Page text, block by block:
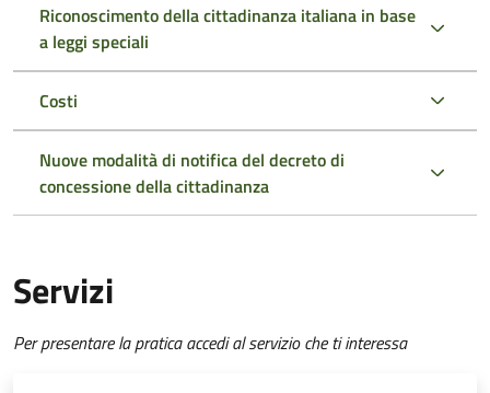
Riconoscimento della cittadinanza italiana in base
a leggi speciali
Costi
Nuove modalità di notifica del decreto di
concessione della cittadinanza
Servizi
Per presentare la pratica accedi al servizio che ti interessa